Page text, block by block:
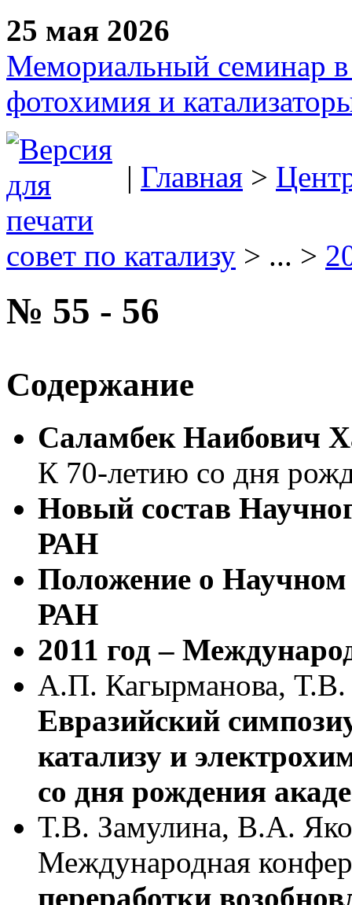
25 мая 2026
Мемориальный семинар в
фотохимия и
| Главная >
совет по катализу > ... >
№ 55 - 56
Содержание
Саламбек Наибович
К 70-летию со дня
Новый состав
РАН
Положение о
РАН
2011 год –
А.П. Кагырманова, Т.В.
Евразийский
катализу и
со дня рождения
Т.В. Замулина, В.А.
Международная
переработки